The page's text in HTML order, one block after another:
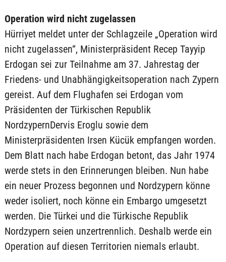
Operation wird nicht zugelassen
Hürriyet meldet unter der Schlagzeile „Operation wird
nicht zugelassen“, Ministerpräsident Recep Tayyip
Erdogan sei zur Teilnahme am 37. Jahrestag der
Friedens- und Unabhängigkeitsoperation nach Zypern
gereist. Auf dem Flughafen sei Erdogan vom
Präsidenten der Türkischen Republik
NordzypernDervis Eroglu sowie dem
Ministerpräsidenten Irsen Kücük empfangen worden.
Dem Blatt nach habe Erdogan betont, das Jahr 1974
werde stets in den Erinnerungen bleiben. Nun habe
ein neuer Prozess begonnen und Nordzypern könne
weder isoliert, noch könne ein Embargo umgesetzt
werden. Die Türkei und die Türkische Republik
Nordzypern seien unzertrennlich. Deshalb werde ein
Operation auf diesen Territorien niemals erlaubt.